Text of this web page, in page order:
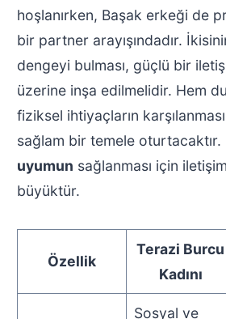
hoşlanırken, Başak erkeği de
bir partner arayışındadır.
dengeyi bulması, güçlü bir
üzerine inşa edilmelidir. Hem
fiziksel ihtiyaçların
sağlam bir temele oturtacaktır.
uyumun sağlanması için
büyüktür.
Özellik
Terazi Burcu
Kadını
Sosyal ve